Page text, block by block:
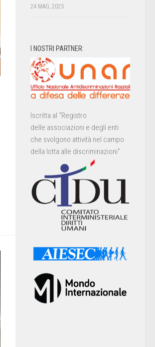
24 MAG, 2025
I NOSTRI PARTNER:
Iscritta al “Registro
delle associazioni e degli enti
che svolgono attività nel campo
della lotta alle discriminazioni”